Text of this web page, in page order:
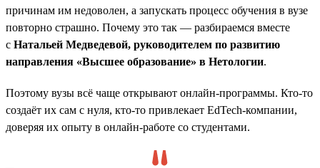
причинам им недоволен, а запускать процесс обучения в вузе
повторно страшно. Почему это так — разбираемся вместе
с Натальей Медведевой, руководителем по развитию
направления «Высшее образование» в Нетологии.
Поэтому вузы всё чаще открывают онлайн-программы. Кто-то
создаёт их сам с нуля, кто-то привлекает EdTech-компании,
доверяя их опыту в онлайн-работе со студентами.